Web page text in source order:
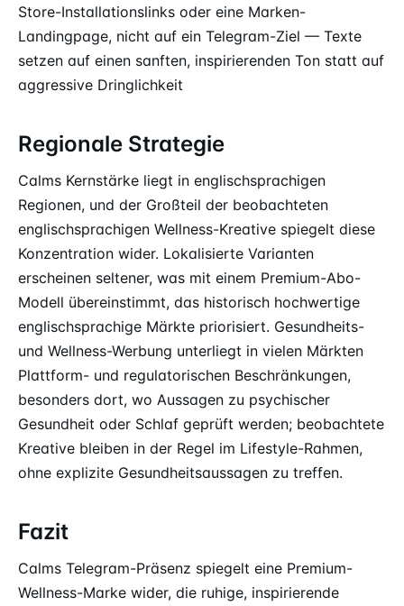
Store-Installationslinks oder eine Marken-
Landingpage, nicht auf ein Telegram-Ziel — Texte
setzen auf einen sanften, inspirierenden Ton statt auf
aggressive Dringlichkeit
Regionale Strategie
Calms Kernstärke liegt in englischsprachigen
Regionen, und der Großteil der beobachteten
englischsprachigen Wellness-Kreative spiegelt diese
Konzentration wider. Lokalisierte Varianten
erscheinen seltener, was mit einem Premium-Abo-
Modell übereinstimmt, das historisch hochwertige
englischsprachige Märkte priorisiert. Gesundheits-
und Wellness-Werbung unterliegt in vielen Märkten
Plattform- und regulatorischen Beschränkungen,
besonders dort, wo Aussagen zu psychischer
Gesundheit oder Schlaf geprüft werden; beobachtete
Kreative bleiben in der Regel im Lifestyle-Rahmen,
ohne explizite Gesundheitsaussagen zu treffen.
Fazit
Calms Telegram-Präsenz spiegelt eine Premium-
Wellness-Marke wider, die ruhige, inspirierende